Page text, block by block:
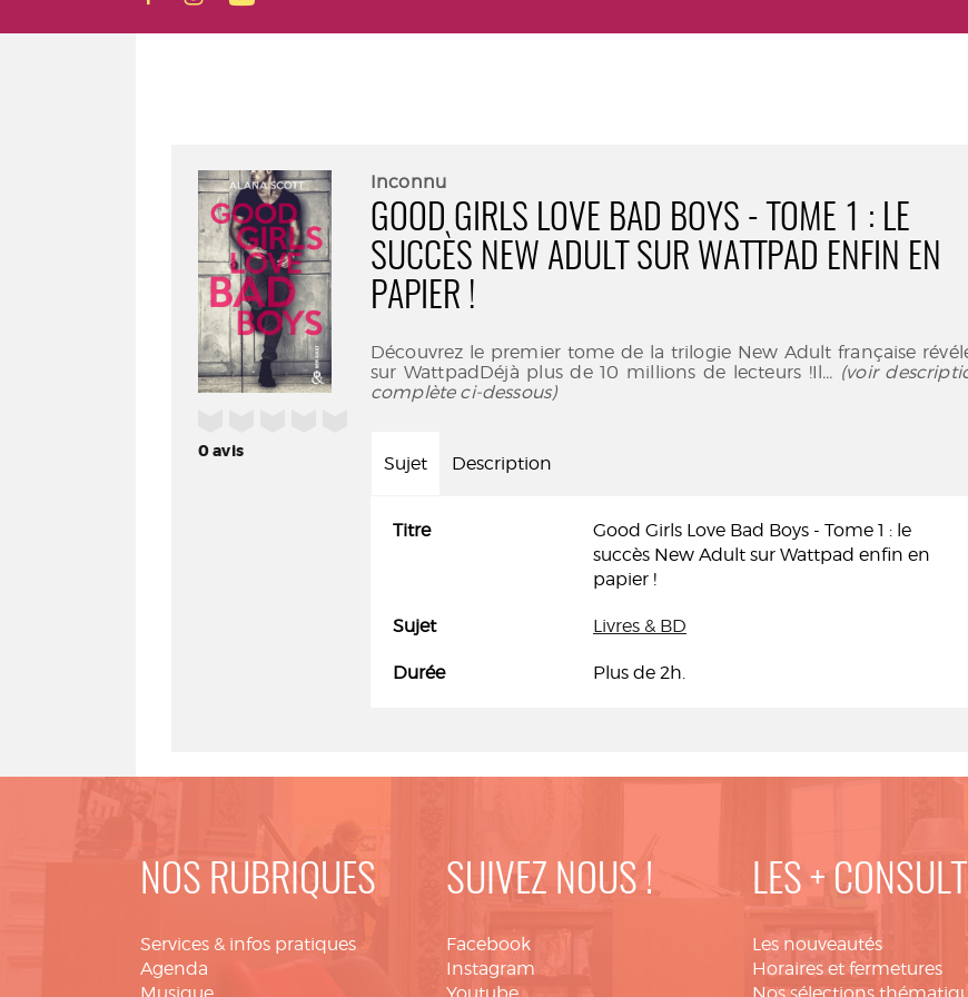
0avis
Inconnu
GOOD GIRLS LOVE BAD BOYS - TOME 1 : LE
SUCCÈS NEW ADULT SUR WATTPAD ENFIN EN
PAPIER !
Découvrez le premier tome de la trilogie New Adult française
sur WattpadDéjà plus de 10 millions de lecteurs !Il... (voir
complète ci-dessous)
Sujet Description
Titre
Good Girls Love Bad Boys - Tome 1 : le
succès New Adult sur Wattpad enfin en
papier !
Sujet Livres & BD
Durée Plus de 2h.
NOS RUBRIQUES
Services & infos pratiques
Agenda
SUIVEZ NOUS !
Facebook
Instagram
LES +
Les nouveautés
Horaires et fermetures